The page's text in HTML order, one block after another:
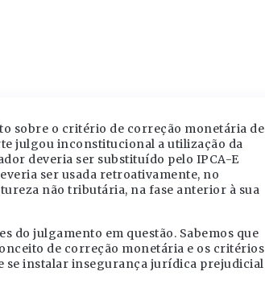
sobre o critério de correção monetária de
julgou inconstitucional a utilização da
deveria ser substituído pelo IPCA-E
ser usada retroativamente, no
não tributária, na fase anterior à sua
do julgamento em questão. Sabemos que
de correção monetária e os critérios
se instalar insegurança jurídica prejudicial